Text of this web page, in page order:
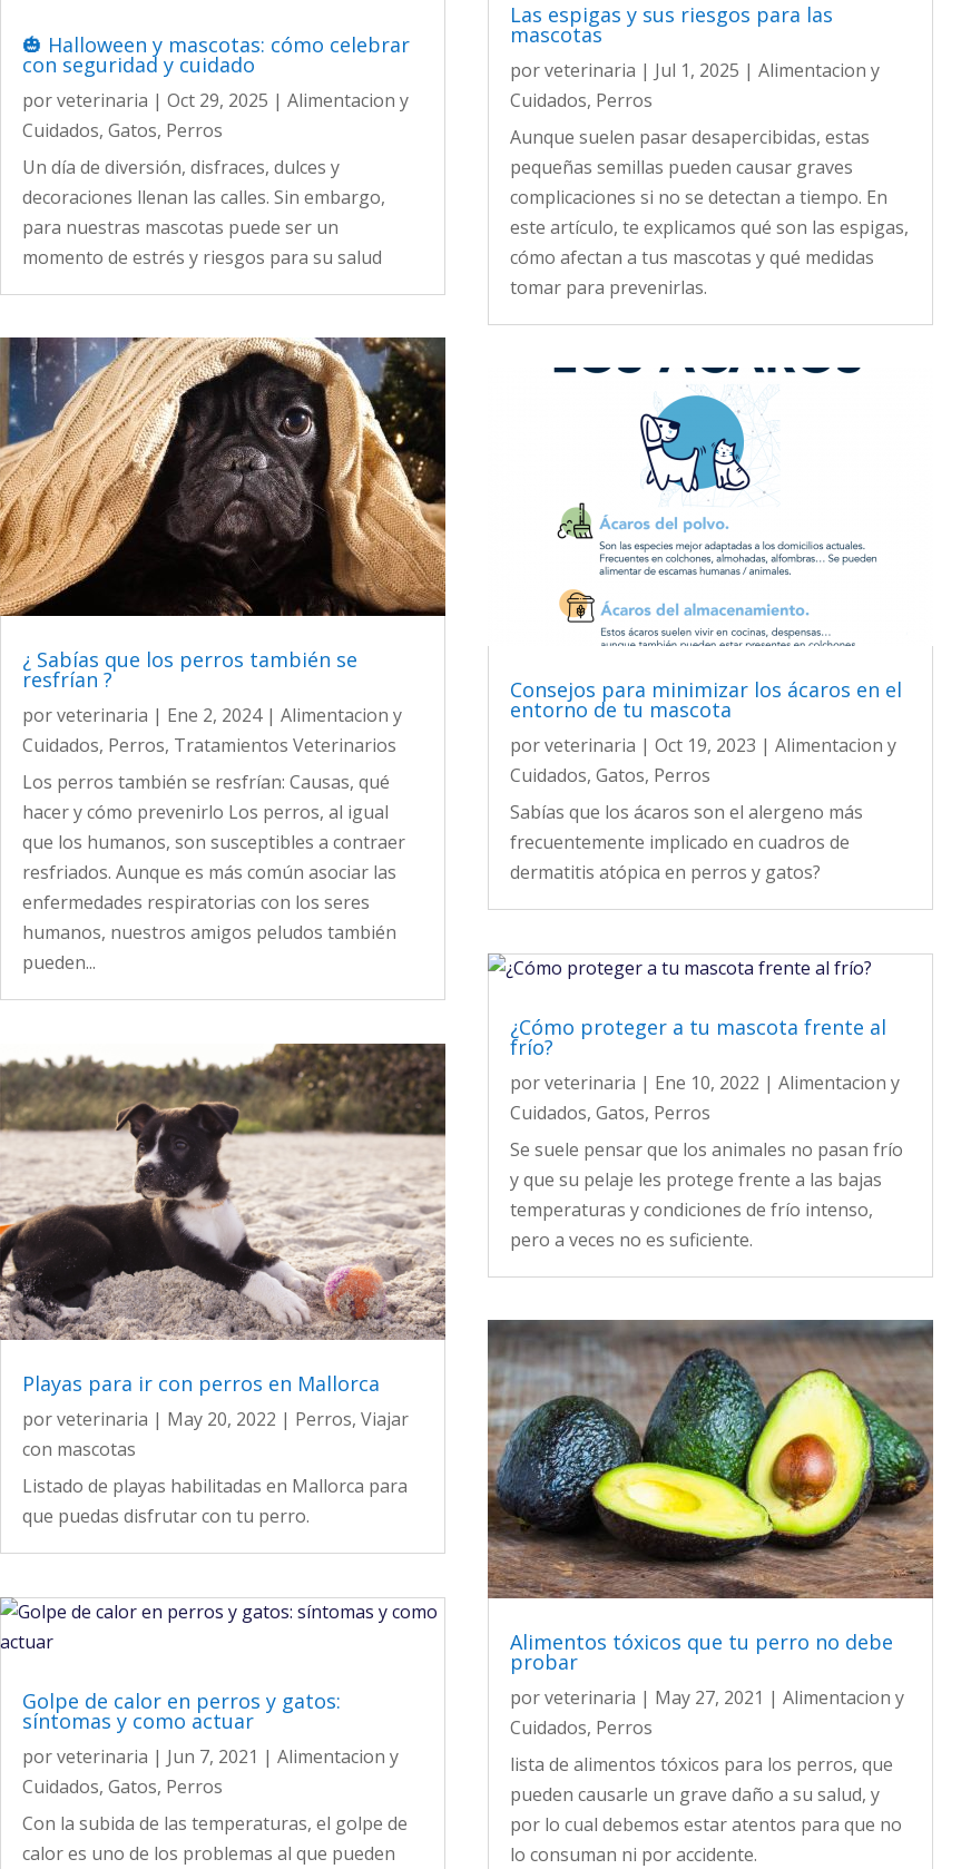
🎃 Halloween y mascotas: cómo celebrar
con seguridad y cuidado
porveterinaria | Oct 29, 2025 | Alimentacion y
Cuidados, Gatos, Perros
Un día de diversión, disfraces, dulces y
decoraciones llenan las calles. Sin embargo,
para nuestras mascotas puede ser un
momento de estrés y riesgos para su salud
¿ Sabías que los perros también se
resfrían ?
porveterinaria | Ene 2, 2024| Alimentacion y
Cuidados, Perros, Tratamientos Veterinarios
Los perros también se resfrían: Causas, qué
hacer y cómo prevenirlo Los perros, al igual
que los humanos, son susceptibles a contraer
resfriados. Aunque es más común asociar las
enfermedades respiratorias con los seres
humanos, nuestros amigos peludos también
pueden...
Playas para ir con perros en Mallorca
porveterinaria | May 20, 2022 | Perros, Viajar
con mascotas
Listado de playas habilitadas en Mallorca para
que puedas disfrutar con tu perro.
Golpe de calor en perros y gatos:
síntomas y como actuar
porveterinaria | Jun 7, 2021 | Alimentacion y
Cuidados, Gatos, Perros
Con la subida de las temperaturas, el golpe de
calor es uno de los problemas al que pueden
Las espigas y sus riesgos para las
mascotas
porveterinaria | Jul 1, 2025 |Alimentacion y
Cuidados, Perros
Aunque suelen pasar desapercibidas, estas
pequeñas semillas pueden causar graves
complicaciones si no se detectan a tiempo. En
este artículo, te explicamos qué son las espigas,
cómo afectan a tus mascotas y qué medidas
tomar para prevenirlas.
Consejos para minimizar los ácaros en el
entorno de tu mascota
porveterinaria |Oct 19, 2023 |Alimentacion y
Cuidados,Gatos, Perros
Sabías que los ácaros son el alergeno más
frecuentemente implicado en cuadros de
dermatitis atópica en perros y gatos?
¿Cómo proteger a tu mascota frente al
frío?
porveterinaria | Ene 10, 2022 |Alimentacion y
Cuidados,Gatos, Perros
Se suele pensar que los animales no pasan frío
y que su pelaje les protege frente a las bajas
temperaturas y condiciones de frío intenso,
pero a veces no es suficiente.
Alimentos tóxicos que tu perro no debe
probar
porveterinaria | May 27, 2021 |Alimentacion y
Cuidados, Perros
lista de alimentos tóxicos para los perros, que
pueden causarle un grave daño a su salud, y
por lo cual debemos estar atentos para que no
lo consuman ni por accidente.